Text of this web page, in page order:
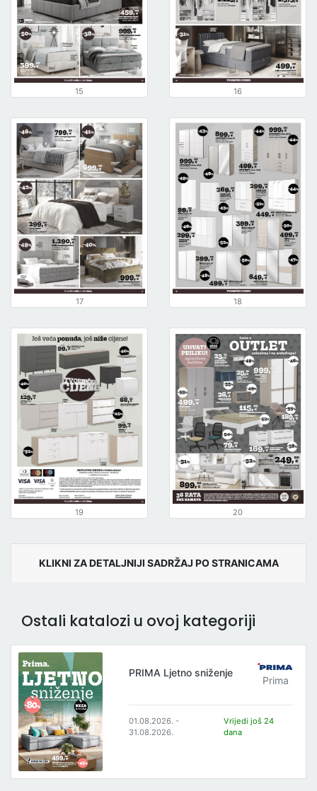
15 16
17 18
19 20
KLIKNI ZA DETALJNIJI SADRŽAJ PO STRANICAMA
Ostali katalozi u ovoj kategoriji
PRIMA Ljetno sniženje
Prima
01.08.2026. -
31.08.2026.
Vrijedi još 24
dana